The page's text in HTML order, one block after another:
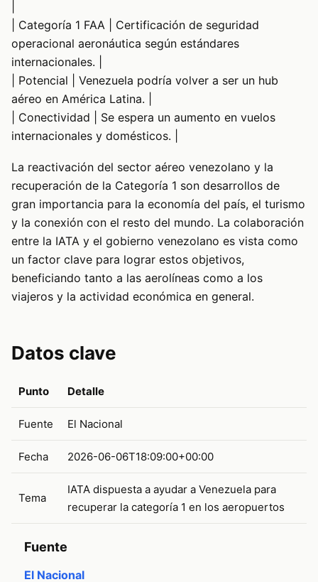
| Categoría 1 FAA | Certificación de seguridad
operacional aeronáutica según estándares
internacionales. |
| Potencial | Venezuela podría volver a ser un hub
aéreo en América Latina. |
| Conectividad | Se espera un aumento en vuelos
internacionales y domésticos. |
La reactivación del sector aéreo venezolano y la
recuperación de la Categoría 1 son desarrollos de
gran importancia para la economía del país, el turismo
y la conexión con el resto del mundo. La colaboración
entre la IATA y el gobierno venezolano es vista como
un factor clave para lograr estos objetivos,
beneficiando tanto a las aerolíneas como a los
viajeros y la actividad económica en general.
Datos clave
Punto Detalle
Fuente El Nacional
Fecha 2026-06-06T18:09:00+00:00
Tema
IATA dispuesta a ayudar a Venezuela para
recuperar la categoría 1 en los aeropuertos
Fuente
El Nacional